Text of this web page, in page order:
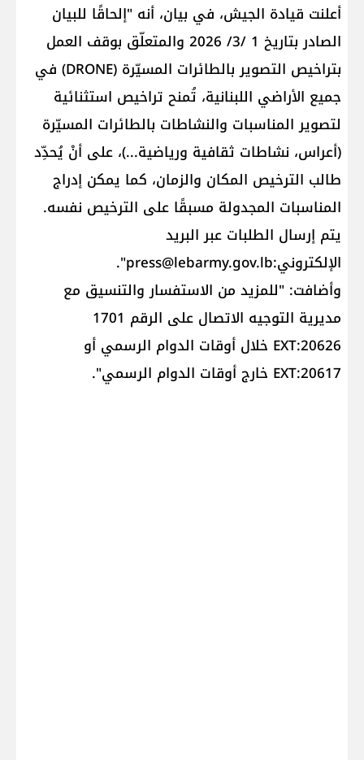
أعلنت قيادة الجيش، في بيان، أنه "إلحاقًا للبيان
الصادر بتاريخ 1 /3/ 2026 والمتعلّق بوقف العمل
بتراخيص التصوير بالطائرات المسيّرة (DRONE) في
جميع الأراضي اللبنانية، تُمنح تراخيص استثنائية
لتصوير المناسبات والنشاطات بالطائرات المسيّرة
(أعراس، نشاطات ثقافية ورياضية...)، على أنْ يُحدِّد
طالب الترخيص المكان والزمان، كما يمكن إدراج
المناسبات المجدولة مسبقًا على الترخيص نفسه.
يتم إرسال الطلبات عبر البريد
الإلكتروني:press@lebarmy.gov.lb
".
وأضافت: "للمزيد من الاستفسار والتنسيق مع
مديرية التوجيه الاتصال على الرقم 1701
EXT:20626 خلال أوقات الدوام الرسمي أو
EXT:20617 خارج أوقات الدوام الرسمي".